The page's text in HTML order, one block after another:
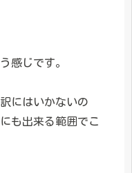
感じです。
にはいかないの
も出来る範囲でこ